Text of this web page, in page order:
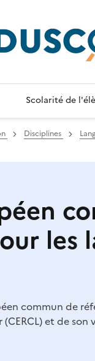
Scolarité de
Disciplines
les
commun de
et de